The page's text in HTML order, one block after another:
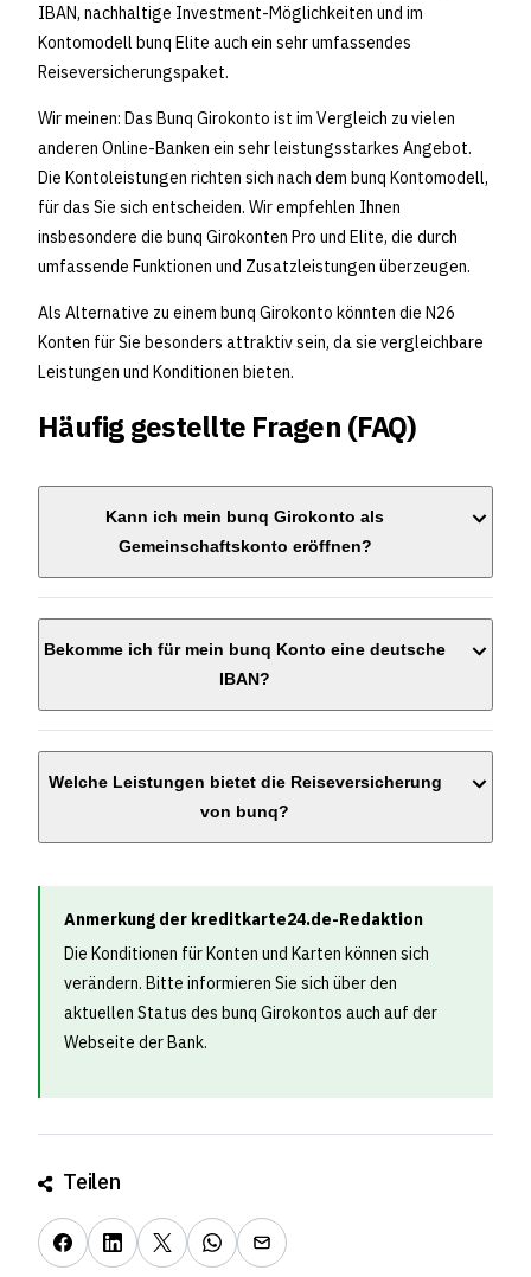
IBAN, nachhaltige Investment-Möglichkeiten und im
Kontomodell bunq Elite auch ein sehr umfassendes
Reiseversicherungspaket.
Wir meinen: Das Bunq Girokonto ist im Vergleich zu vielen
anderen Online-Banken ein sehr leistungsstarkes Angebot.
Die Kontoleistungen richten sich nach dem bunq Kontomodell,
für das Sie sich entscheiden. Wir empfehlen Ihnen
insbesondere die bunq Girokonten Pro und Elite, die durch
umfassende Funktionen und Zusatzleistungen überzeugen.
Als Alternative zu einem bunq Girokonto könnten die N26
Konten für Sie besonders attraktiv sein, da sie vergleichbare
Leistungen und Konditionen bieten.
Häufig gestellte Fragen (FAQ)
Kann ich mein bunq Girokonto als
Gemeinschaftskonto eröffnen?
Bekomme ich für mein bunq Konto eine deutsche
IBAN?
Welche Leistungen bietet die Reiseversicherung
von bunq?
Medizinische Notfälle im Ausland (bis 2,5 Millionen €)
Medizinisch begründeter Rücktransport ins Heimatland
Beschädigung oder Verlust von Gepäck und
Reisedokumenten (bis 1.000 €)
3.000 €)
Haftpflichtversicherung (bis 1 Million €)
Zahnärztliche Behandlung bei Notfällen (bis 200 €)
Anmerkung der kreditkarte24.de-Redaktion
Die Konditionen für Konten und Karten können sich
verändern. Bitte informieren Sie sich über den
aktuellen Status des bunq Girokontos auch auf der
Webseite der Bank.
Teilen